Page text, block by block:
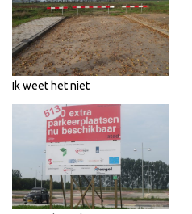
Ik weet het niet